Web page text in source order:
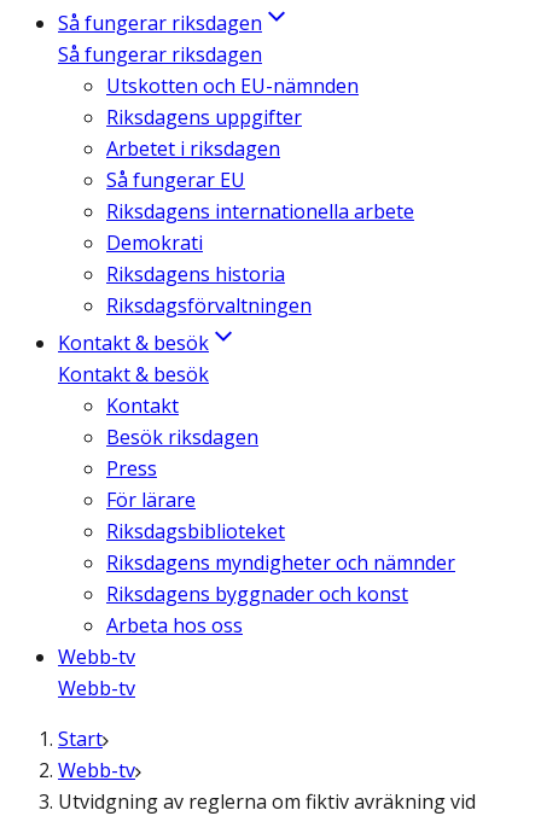
Så fungerar riksdagen
Så fungerar riksdagen
Utskotten och EU-nämnden
Riksdagens uppgifter
Arbetet i riksdagen
Så fungerar EU
Riksdagens internationella arbete
Demokrati
Riksdagens historia
Riksdagsförvaltningen
Kontakt & besök
Kontakt & besök
Kontakt
Besök riksdagen
Press
För lärare
Riksdagsbiblioteket
Riksdagens myndigheter och nämnder
Riksdagens byggnader och konst
Arbeta hos oss
Webb-tv
Webb-tv
Start
Webb-tv
Utvidgning av reglerna om fiktiv avräkning vid